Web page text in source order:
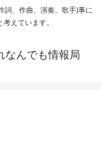
詞、作曲、演奏、歌手)事に
えています。
なんでも情報局